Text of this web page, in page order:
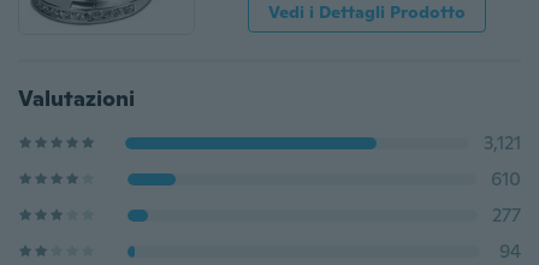
Vedi i Dettagli Prodotto
Valutazioni
3,121
610
277
94